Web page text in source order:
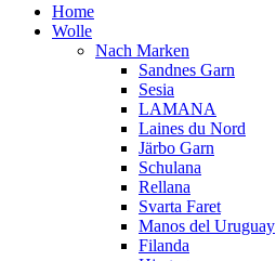
Home
Wolle
Nach Marken
Sandnes Garn
Sesia
LAMANA
Laines du Nord
Järbo Garn
Schulana
Rellana
Svarta Faret
Manos del Uruguay
Filanda